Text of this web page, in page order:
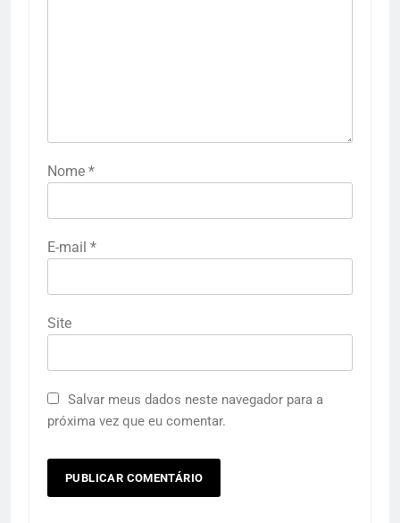
Nome *
E-mail *
Site
Salvar meus dados neste navegador para a
próxima vez que eu comentar.